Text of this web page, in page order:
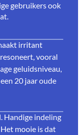
gebruikers ook
irritant
vooral
geluidsniveau,
20 jaar oude
Handige indeling
mooie is dat